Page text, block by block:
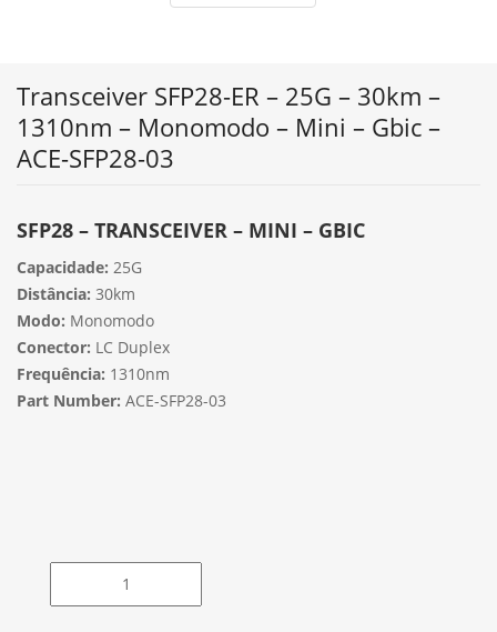
Transceiver SFP28-ER – 25G – 30km –
1310nm – Monomodo – Mini – Gbic –
ACE-SFP28-03
SFP28 – TRANSCEIVER – MINI – GBIC
Capacidade: 25G
Distância: 30km
Modo: Monomodo
Conector: LC Duplex
Frequência: 1310nm
Part Number: ACE-SFP28-03